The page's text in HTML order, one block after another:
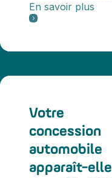
En savoir plus
Votre
concession
automobile
apparaît-elle